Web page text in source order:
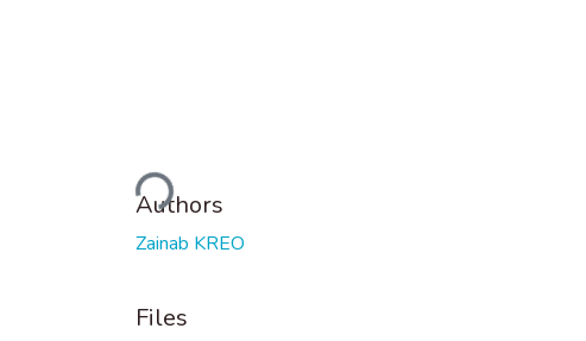
Loading...
Authors
Zainab KREO
Files